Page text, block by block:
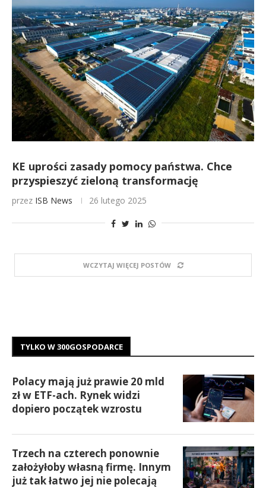
KE uprości zasady pomocy państwa. Chce
przyspieszyć zieloną transformację
przez ISB News 26 lutego 2025
WCZYTAJ WIĘCEJ POSTÓW
TYLKO W 300GOSPODARCE
Polacy mają już prawie 20 mld
zł w ETF-ach. Rynek widzi
dopiero początek wzrostu
Trzech na czterech ponownie
założyłoby własną firmę. Innym
już tak łatwo jej nie polecają